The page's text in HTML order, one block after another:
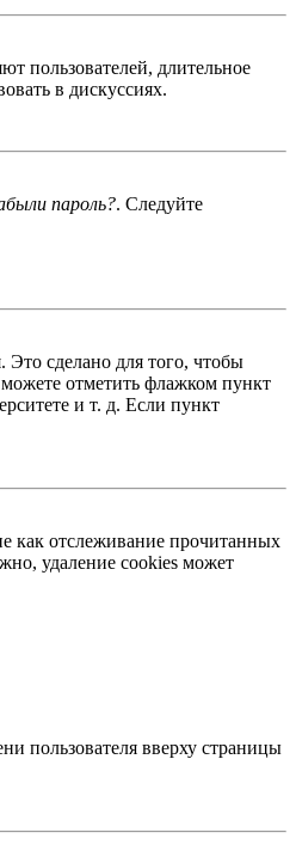
пользователей, длительное
в дискуссиях.
пароль?. Следуйте
Это сделано для того, чтобы
отметить флажком пункт
и т. д. Если пункт
как отслеживание прочитанных
удаление cookies может
пользователя вверху страницы